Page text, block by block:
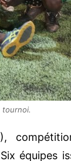
tournoi.
équipes